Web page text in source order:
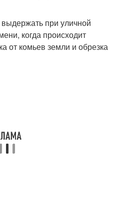
при уличной
когда происходит
от комьев земли и обрезка